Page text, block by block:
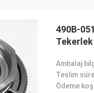
490B-
Tekerlek
Ambalaj
Teslim
Ödeme